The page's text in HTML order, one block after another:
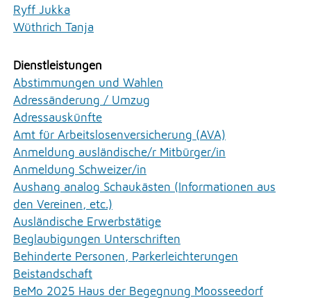
LOGIN
Ryff Jukka
Wüthrich Tanja
Dienstleistungen
Abstimmungen und Wahlen
Adressänderung / Umzug
Adressauskünfte
Amt für Arbeitslosenversicherung (AVA)
Anmeldung ausländische/r Mitbürger/in
Anmeldung Schweizer/in
Aushang analog Schaukästen (Informationen aus
den Vereinen, etc.)
Ausländische Erwerbstätige
Beglaubigungen Unterschriften
Behinderte Personen, Parkerleichterungen
Beistandschaft
BeMo 2025 Haus der Begegnung Moosseedorf